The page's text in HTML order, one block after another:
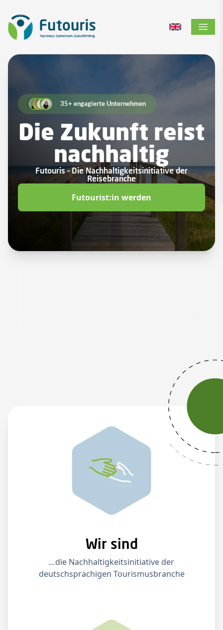
Zur Startseite
Switch to
Menü
35+ engagierte Unternehmen
Die Zukunft reist
nachhaltig
Futouris – Die Nachhaltigkeitsinitiative der
Reisebranche
Futourist:in werden
Unsere Werte
Wir sind
…die Nachhaltigkeitsinitiative der
deutschsprachigen Tourismusbranche